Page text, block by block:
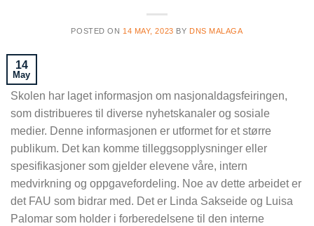
POSTED ON 14 MAY, 2023 BY DNS MALAGA
14
May
Skolen har laget informasjon om nasjonaldagsfeiringen,
som distribueres til diverse nyhetskanaler og sosiale
medier. Denne informasjonen er utformet for et større
publikum. Det kan komme tilleggsopplysninger eller
spesifikasjoner som gjelder elevene våre, intern
medvirkning og oppgavefordeling. Noe av dette arbeidet er
det FAU som bidrar med. Det er Linda Sakseide og Luisa
Palomar som holder i forberedelsene til den interne